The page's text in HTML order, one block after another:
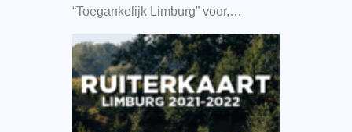
“Toegankelijk Limburg” voor,…